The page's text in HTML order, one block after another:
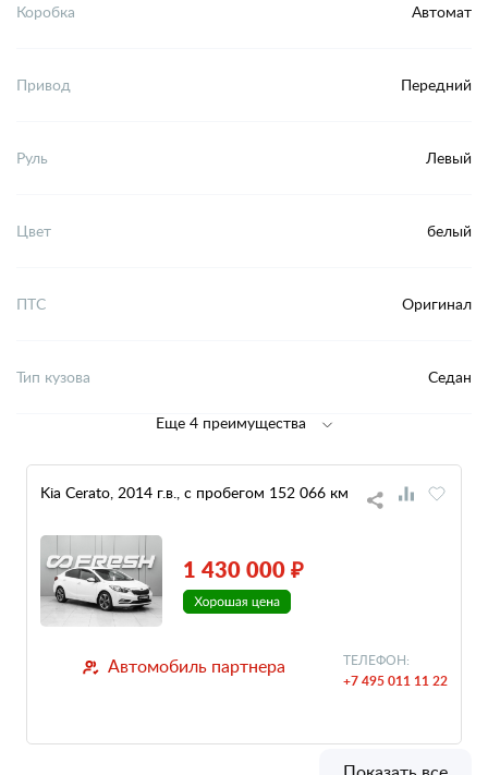
Коробка Автомат
Привод Передний
Руль Левый
Цвет белый
ПТС Оригинал
Тип кузова Седан
Еще 4 преимущества
Kia Cerato, 2014 г.в., с пробегом 152 066 км
1 430 000 ₽
Автомобиль партнера ТЕЛЕФОН:
+7 495 011 11 22